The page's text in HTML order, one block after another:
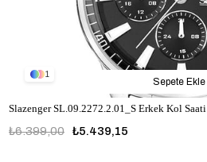
1
Slazenger SL.09.2272.2.01_S Erkek Kol Saati
₺5.439,15
₺6.399,00
Sepete Ekle